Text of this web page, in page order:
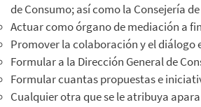
de Consumo; así como la Consejería
Actuar como órgano de mediación a
Promover la colaboración y el diálogo
Formular a la Dirección General de
Formular cuantas propuestas e
Cualquier otra que se le atribuya